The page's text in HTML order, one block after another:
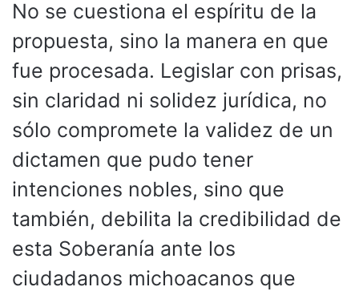
No se cuestiona el espíritu de la
propuesta, sino la manera en que
fue procesada. Legislar con prisas,
sin claridad ni solidez jurídica, no
sólo compromete la validez de un
dictamen que pudo tener
intenciones nobles, sino que
también, debilita la credibilidad de
esta Soberanía ante los
ciudadanos michoacanos que